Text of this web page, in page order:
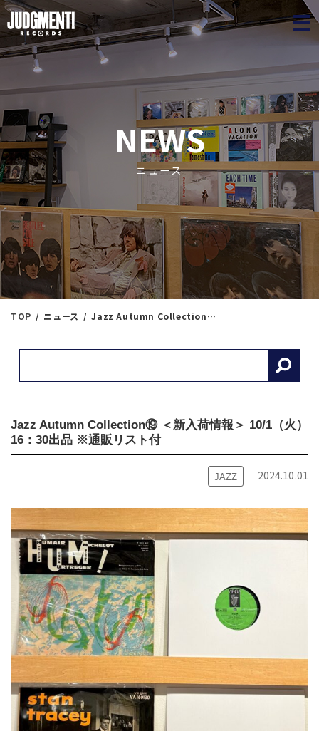
NEWS
ニュース
TOP ニュース Jazz Autumn Collection⑲ ＜新入荷情報＞ 10/1（火）16：30出品 ※通販リスト付
Jazz Autumn Collection⑲ ＜新入荷情報＞ 10/1（火）
16：30出品 ※通販リスト付
JAZZ 2024.10.01